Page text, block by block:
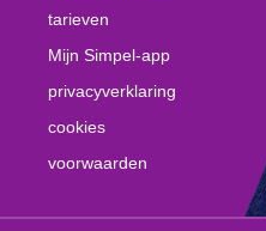
tarieven
Mijn Simpel-app
privacyverklaring
cookies
voorwaarden